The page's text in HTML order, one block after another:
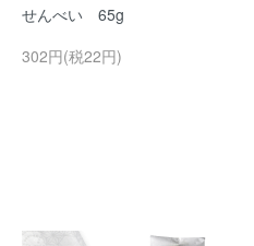
せんべい 65g
302円(税22円)